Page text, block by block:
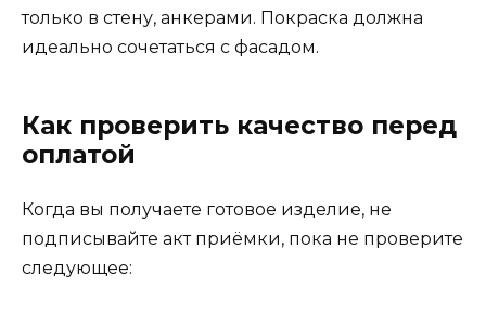
только в стену, анкерами. Покраска должна
идеально сочетаться с фасадом.
Как проверить качество перед
оплатой
Когда вы получаете готовое изделие, не
подписывайте акт приёмки, пока не проверите
следующее: